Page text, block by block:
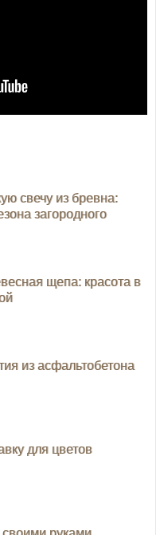
свечу из бревна:
загородного
щепа: красота в
из асфальтобетона
для цветов